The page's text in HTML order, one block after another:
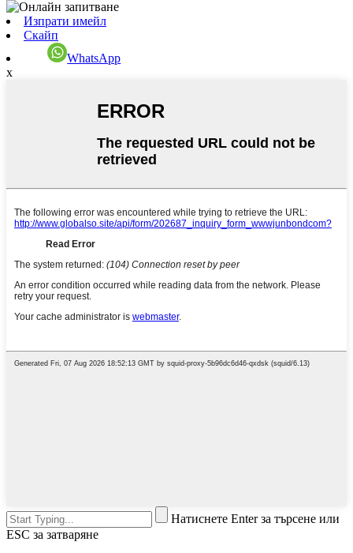
Изпрати имейл
Скайп
WhatsApp
x
Натиснете Enter за търсене или
ESC за затваряне